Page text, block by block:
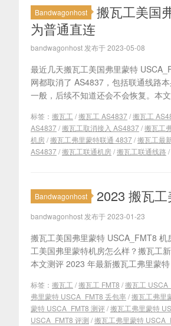
Bandwagonhost
搬瓦工美国
为普通直连
bandwagonhost 发布于 2023-05-08
最近几天搬瓦工美国弗里蒙特
网都取消了 AS4837，包括联通线路
一般，后续不知道还会不会恢复。本
标签： 搬瓦工 /搬瓦工 AS4837/搬瓦工
AS4837/搬瓦工取消接入 AS4837/搬瓦工
机房/搬瓦工弗里蒙特联通 4837/搬瓦工最
AS4837/搬瓦工联通机房/搬瓦工联通线路 /
Bandwagonhost 2023 搬瓦
bandwagonhost 发布于 2023-01-23
搬瓦工美国弗里蒙特 USCA_FMT8
工美国弗里蒙特机房怎么样？搬瓦工
本文测评 2023 年最新搬瓦工弗里蒙
标签： 搬瓦工 /搬瓦工 FMT8 /搬瓦工
弗里蒙特 USCA_FMT8 丢包率/搬瓦工弗里
蒙特 USCA_FMT8 测评/搬瓦工弗里蒙特
USCA_FMT8 评测 /搬瓦工弗里蒙特